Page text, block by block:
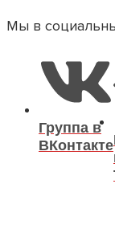
Мы в
Группа в
ВКонтакте